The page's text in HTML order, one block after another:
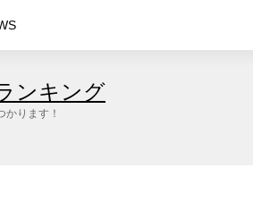
ンキング
ります！